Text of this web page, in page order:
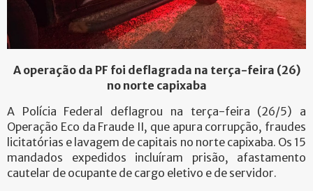
A operação da PF foi deflagrada na terça-feira (26)
no norte capixaba
A Polícia Federal deflagrou na terça-feira (26/5) a
Operação Eco da Fraude II, que apura corrupção, fraudes
licitatórias e lavagem de capitais no norte capixaba. Os 15
mandados expedidos incluíram prisão, afastamento
cautelar de ocupante de cargo eletivo e de servidor.